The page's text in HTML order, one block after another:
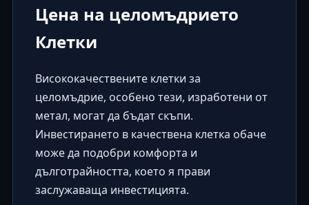
Цена на целомъдрието
Клетки
Висококачествените клетки за
целомъдрие, особено тези, изработени от
метал, могат да бъдат скъпи.
Инвестирането в качествена клетка обаче
може да подобри комфорта и
дълготрайността, което я прави
заслужаваща инвестицията.